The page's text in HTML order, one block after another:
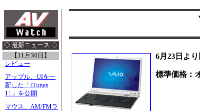
◇ 最新ニュース ◇
【11月30日】
レビュー
アップル、UIを一
新した「iTunes
11」を公開
マウス、AM/FMラ
6月23日よ
標準価格：